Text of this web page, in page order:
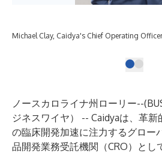
Michael Clay, Caidya's Chief Operating Officer
ノースカロライナ州ローリー--(
ジネスワイヤ） -- Caidyaは、革新
の臨床開発加速に注力するグロー
品開発業務受託機関（CRO）とし